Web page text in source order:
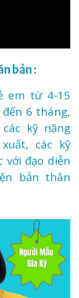
bản :
em từ 4-15
6 tháng,
kỹ năng
các kỹ
với đạo diễn
bản thân